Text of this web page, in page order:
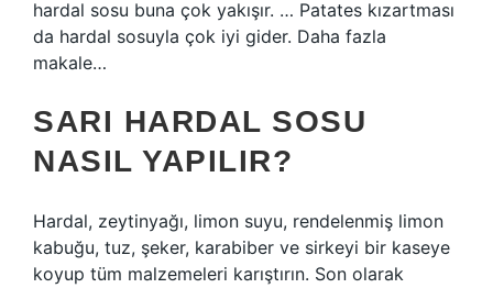
hardal sosu buna çok yakışır. … Patates kızartması
da hardal sosuyla çok iyi gider. Daha fazla
makale…
SARI HARDAL SOSU
NASIL YAPILIR?
Hardal, zeytinyağı, limon suyu, rendelenmiş limon
kabuğu, tuz, şeker, karabiber ve sirkeyi bir kaseye
koyup tüm malzemeleri karıştırın. Son olarak